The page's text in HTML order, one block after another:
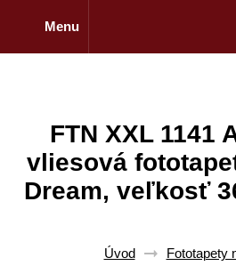
Menu
FTN XXL 1141
vliesová
Dream, veľkosť
Úvod
Fototapety